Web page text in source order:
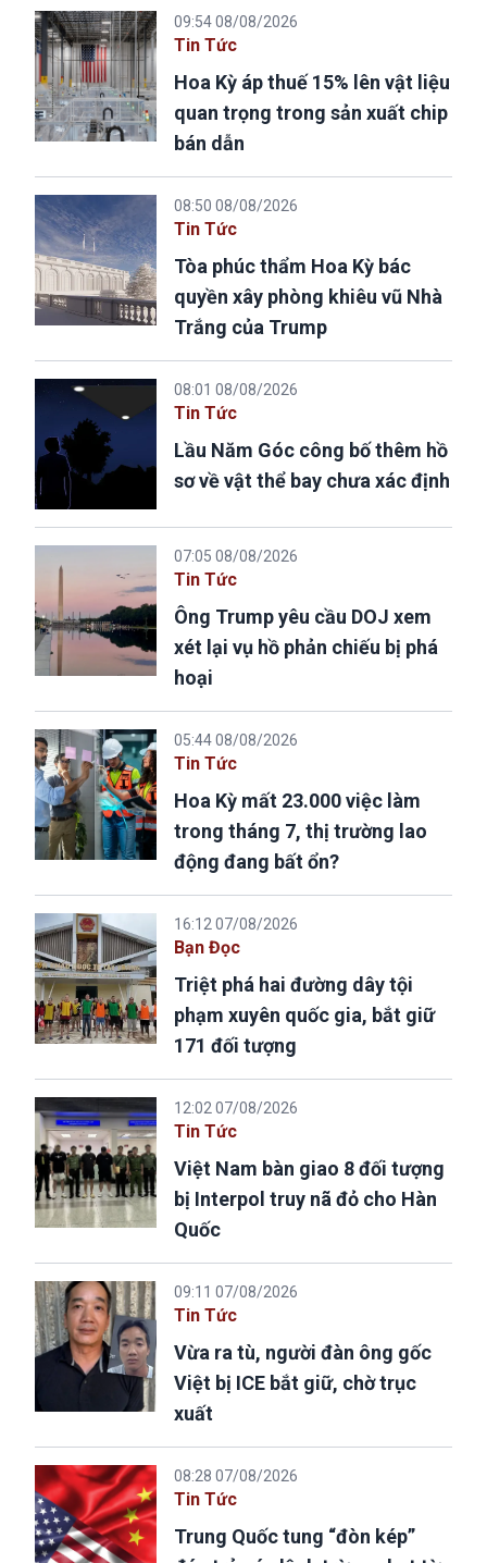
09:54 08/08/2026
Tin Tức
Hoa Kỳ áp thuế 15% lên vật liệu
quan trọng trong sản xuất chip
bán dẫn
08:50 08/08/2026
Tin Tức
Tòa phúc thẩm Hoa Kỳ bác
quyền xây phòng khiêu vũ Nhà
Trắng của Trump
08:01 08/08/2026
Tin Tức
Lầu Năm Góc công bố thêm hồ
sơ về vật thể bay chưa xác định
07:05 08/08/2026
Tin Tức
Ông Trump yêu cầu DOJ xem
xét lại vụ hồ phản chiếu bị phá
hoại
05:44 08/08/2026
Tin Tức
Hoa Kỳ mất 23.000 việc làm
trong tháng 7, thị trường lao
động đang bất ổn?
16:12 07/08/2026
Bạn Đọc
Triệt phá hai đường dây tội
phạm xuyên quốc gia, bắt giữ
171 đối tượng
12:02 07/08/2026
Tin Tức
Việt Nam bàn giao 8 đối tượng
bị Interpol truy nã đỏ cho Hàn
Quốc
09:11 07/08/2026
Tin Tức
Vừa ra tù, người đàn ông gốc
Việt bị ICE bắt giữ, chờ trục
xuất
08:28 07/08/2026
Tin Tức
Trung Quốc tung “đòn kép”